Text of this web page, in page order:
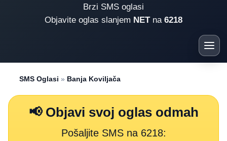
Brzi SMS oglasi
Objavite oglas slanjem NETna 6218
SMS Oglasi » Banja Koviljača
📢 Objavi svoj oglas odmah
Pošaljite SMS na 6218: